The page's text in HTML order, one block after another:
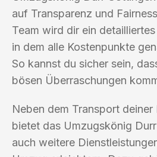
auf Transparenz und
Team wird dir ein
in dem alle Kostenpunkte
So kannst du sicher sein,
bösen Überraschungen
Neben dem Transport deiner
bietet das Umzugskönig
auch weitere